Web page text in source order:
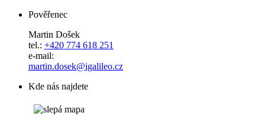
Pověřenec
Martin Došek
tel.: +420 774 618 251
e-mail:
​​​​​​​martin.dosek@igalileo.cz
Kde nás najdete